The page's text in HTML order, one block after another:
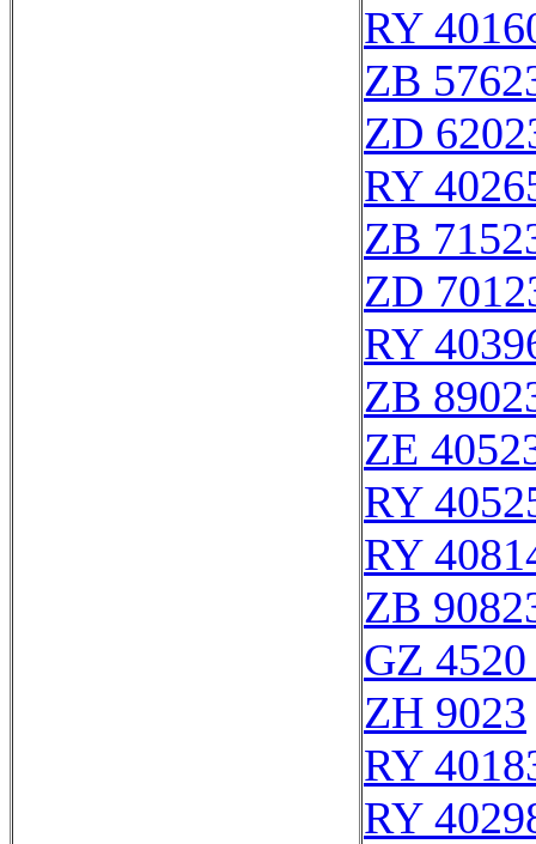
RY
ZB
ZD
RY
ZB
ZD
RY
ZB
ZE
RY
RY
ZB
GZ
ZH 9023
RY
RY